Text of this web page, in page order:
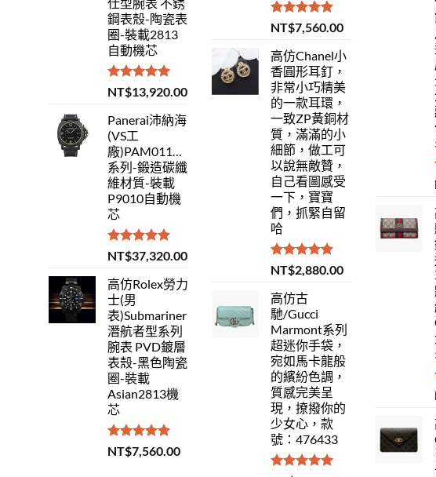
鋼表殼-陶瓷表
圈-裝載2813
自動機芯
評分5.00
滿分 5
NT$13,920.00
Panerai沛納海
(VS工
廠)PAM01118Luminor
系列-鍛造碳纖
維材質-裝載
P9010自動機
芯
評分5.00
滿分 5
NT$37,320.00
高仿Rolex勞力
士(男
表)Submariner
潛航者型系列
腕表 PVD鍍層
表殼-黑色陶瓷
圈-裝載
Asian2813機
芯
評分 5.00
滿分 5
NT$7,560.00
評分 5.00
滿分 5
NT$7,560.00
高仿Chanel小
香圓形耳釘，
非常小巧精美
的一款耳環，
一致ZP黃銅材
質，滿滿的小
細節，做工可
以說無敵贊，
自己看圖感受
一下，寶寶
們，抓緊自留
哈
評分 5.00
滿分 5
NT$2,880.00
高仿古
馳/Gucci
Marmont系列
超迷你手袋，
宛如馬卡龍般
的繽紛色調，
質感完美呈
現，撩撥你的
少女心，款
號：476433